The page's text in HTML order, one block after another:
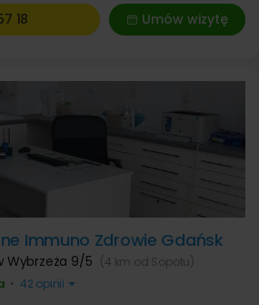
Umów wizytę
18
Immuno Zdrowie Gdańsk
Wybrzeża 9/5 (4 km od Sopotu)
• 42 opinii